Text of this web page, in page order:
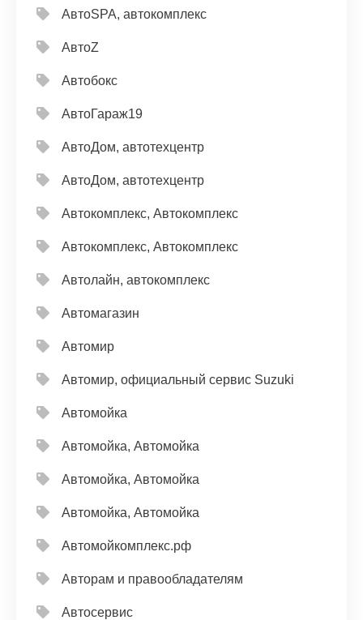
АвтоSPA, автокомплекс
АвтоZ
Автобокс
АвтоГараж19
АвтоДом, автотехцентр
АвтоДом, автотехцентр
Автокомплекс, Автокомплекс
Автокомплекс, Автокомплекс
Автолайн, автокомплекс
Автомагазин
Автомир
Автомир, официальный сервис Suzuki
Автомойка
Автомойка, Автомойка
Автомойка, Автомойка
Автомойка, Автомойка
Автомойкомплекс.рф
Авторам и правообладателям
Автосервис